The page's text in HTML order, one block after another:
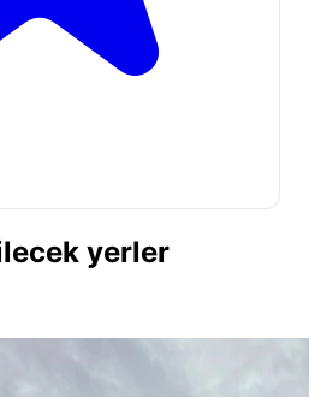
yerler